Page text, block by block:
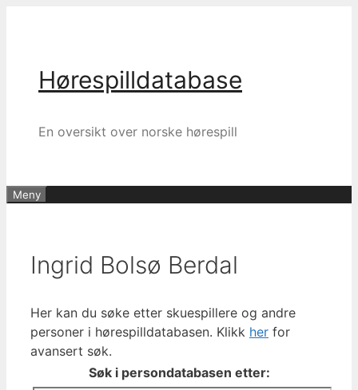
Hørespilldatabase
En oversikt over norske hørespill
Meny
Ingrid Bolsø Berdal
Her kan du søke etter skuespillere og andre
personer i hørespilldatabasen. Klikk her for
avansert søk.
Søk i persondatabasen etter: